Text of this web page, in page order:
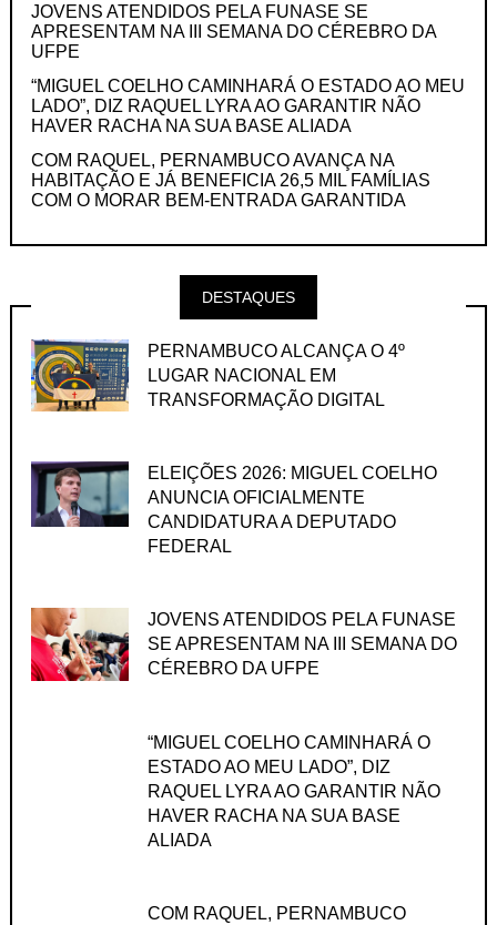
JOVENS ATENDIDOS PELA FUNASE SE
APRESENTAM NA III SEMANA DO CÉREBRO DA
UFPE
“MIGUEL COELHO CAMINHARÁ O ESTADO AO MEU
LADO”, DIZ RAQUEL LYRA AO GARANTIR NÃO
HAVER RACHA NA SUA BASE ALIADA
COM RAQUEL, PERNAMBUCO AVANÇA NA
HABITAÇÃO E JÁ BENEFICIA 26,5 MIL FAMÍLIAS
COM O MORAR BEM-ENTRADA GARANTIDA
DESTAQUES
PERNAMBUCO ALCANÇA O 4º
LUGAR NACIONAL EM
TRANSFORMAÇÃO DIGITAL
ELEIÇÕES 2026: MIGUEL COELHO
ANUNCIA OFICIALMENTE
CANDIDATURA A DEPUTADO
FEDERAL
JOVENS ATENDIDOS PELA FUNASE
SE APRESENTAM NA III SEMANA DO
CÉREBRO DA UFPE
“MIGUEL COELHO CAMINHARÁ O
ESTADO AO MEU LADO”, DIZ
RAQUEL LYRA AO GARANTIR NÃO
HAVER RACHA NA SUA BASE
ALIADA
COM RAQUEL, PERNAMBUCO